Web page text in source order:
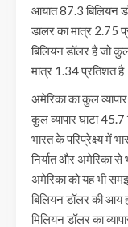
आयात 87.3 बिलियन
डालर का मात्र 2.75
बिलियन डॉलर है जो
मात्र 1.34 प्रतिशत
अमेरिका का कुल
कुल व्यापार घाटा
भारत के परिप्रेक्ष्य में
निर्यात और अमेरिका से
अमेरिका को यह भी
बिलियन डॉलर की आय
मिलियन डॉलर का